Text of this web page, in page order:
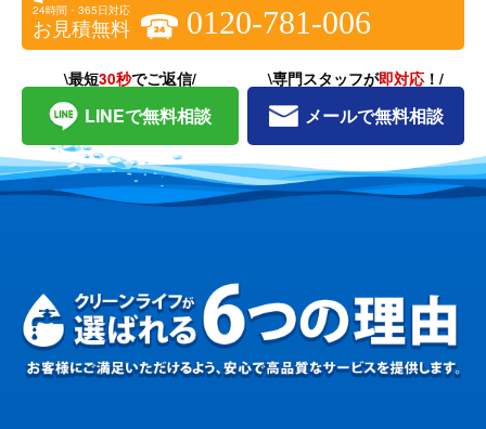
24時間・365日対応
お見積無料 0120-781-006
LINEで無料相談
\最短30秒でご返信/
メールで無料相談
\専門スタッフが即対応 ！/